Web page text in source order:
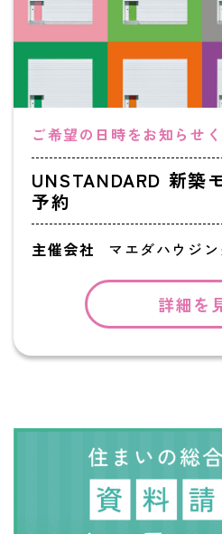
ご希望の日時をお知らせ
UNSTANDARD 新築
予約
主催会社 マエダハウジン
詳細を